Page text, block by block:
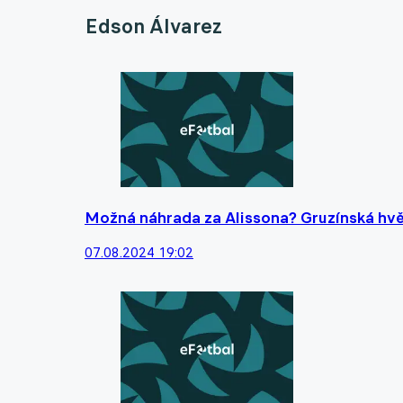
Edson Álvarez
Možná náhrada za Alissona? Gruzínská
07.08.2024 19:02